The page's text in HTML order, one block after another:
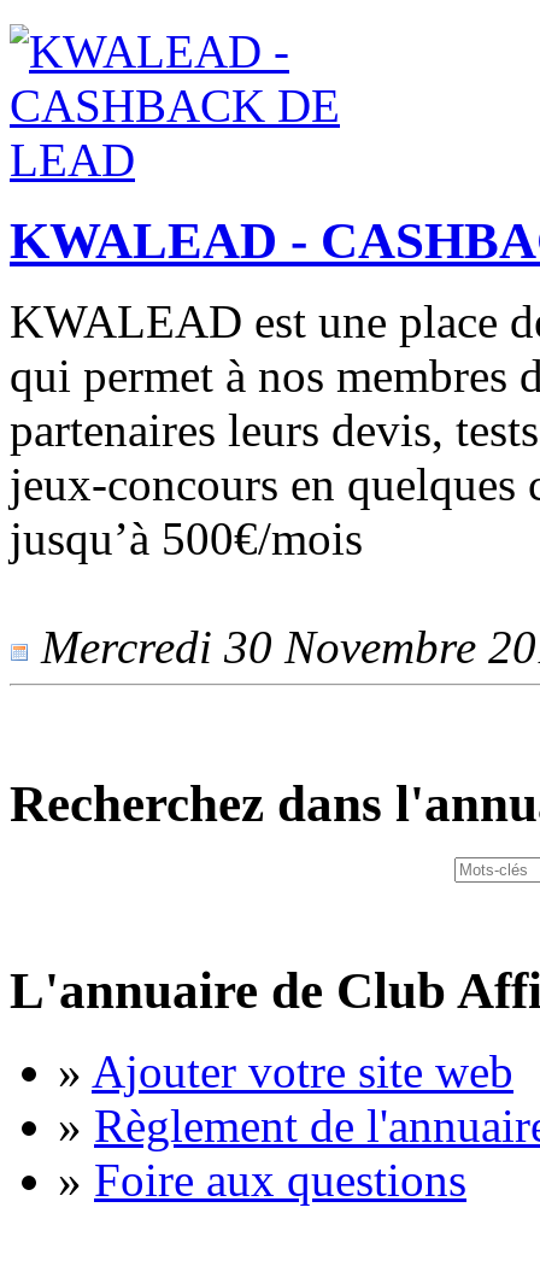
KWALEAD -
KWALEAD est une place
qui permet à nos membres
partenaires leurs devis,
jeux-concours en
jusqu’à 500€/mois
Mercredi 30 Novembre
Recherchez dans
L'annuaire de Club
» Ajouter votre site web
» Règlement de
» Foire aux questions